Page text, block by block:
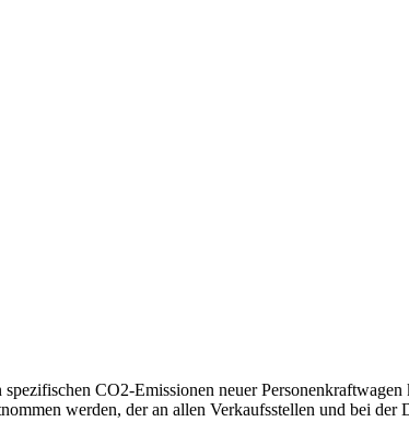
CO2-Emissionen neuer
werden, der an allen Verkaufsstellen und bei